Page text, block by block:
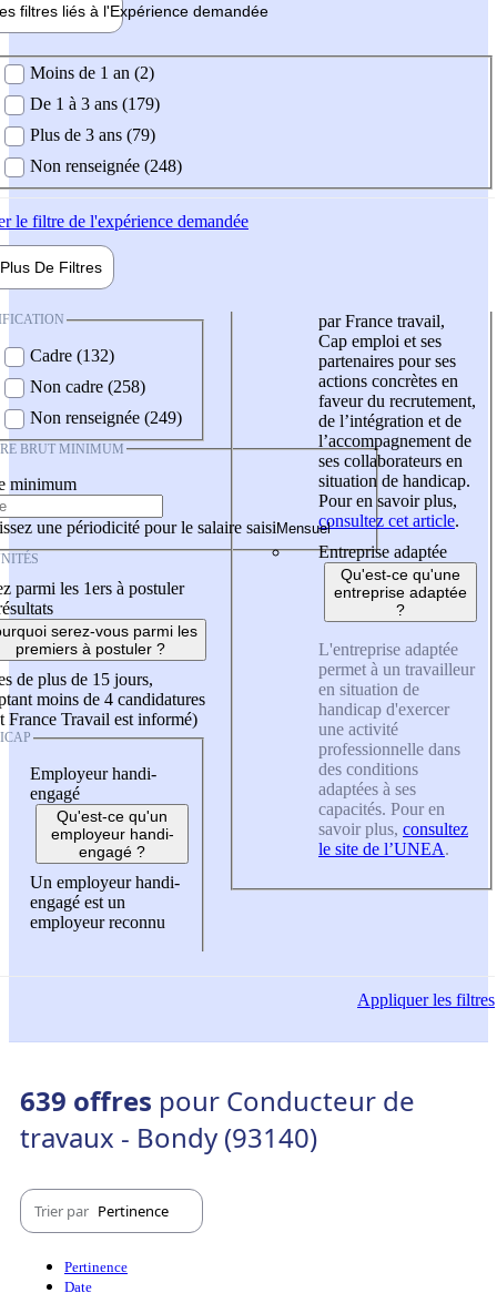
filtres liés à l'Expérience demandée
demandée
Moins de 1 an (2)
De 1 à 3 ans (179)
Plus de 3 ans (79)
Non renseignée (248)
le filtre de l'expérience demandée
Plus De Filtres
Cadre (132)
Non cadre (258)
Non renseignée (249)
BRUT MINIMUM
minimum
une périodicité pour le salaire saisi
parmi les 1ers à postuler
serez-vous parmi les
premiers à postuler ?
de plus de 15 jours,
moins de 4 candidatures
France Travail est informé)
Employeur handi-
engagé
Qu'est-ce qu'un
employeur handi-
engagé ?
Un employeur handi-
engagé est un
employeur reconnu
par France travail,
Cap emploi et ses
partenaires pour ses
actions concrètes en
faveur du recrutement,
de l’intégration et de
l’accompagnement de
ses collaborateurs en
situation de handicap.
Pour en savoir plus,
consultez cet article.
Entreprise adaptée
Qu'est-ce qu'une
entreprise adaptée
?
L'entreprise adaptée
permet à un travailleur
en situation de
handicap d'exercer
une activité
professionnelle dans
des conditions
adaptées à ses
capacités. Pour en
savoir plus, consultez
le site de l’UNEA.
Appliquerles filtres
639 offres pour Conducteur de
travaux - Bondy (93140)
Trier par Pertinence
Pertinence
Date